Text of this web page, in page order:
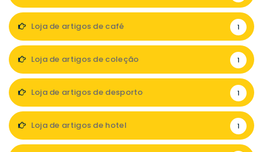
Loja de artigos de café 1
Loja de artigos de coleção 1
Loja de artigos de desporto 1
Loja de artigos de hotel 1